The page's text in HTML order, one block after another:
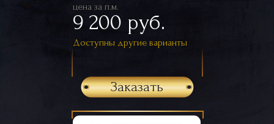
цена за п.м.
9 200 руб.
Доступны другие варианты
Заказать